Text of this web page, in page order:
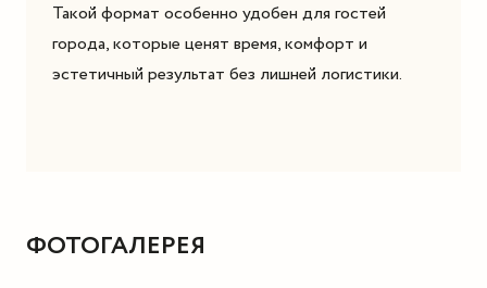
Такой формат особенно удобен для гостей
города, которые ценят время, комфорт и
эстетичный результат без лишней логистики.
ФОТОГАЛЕРЕЯ